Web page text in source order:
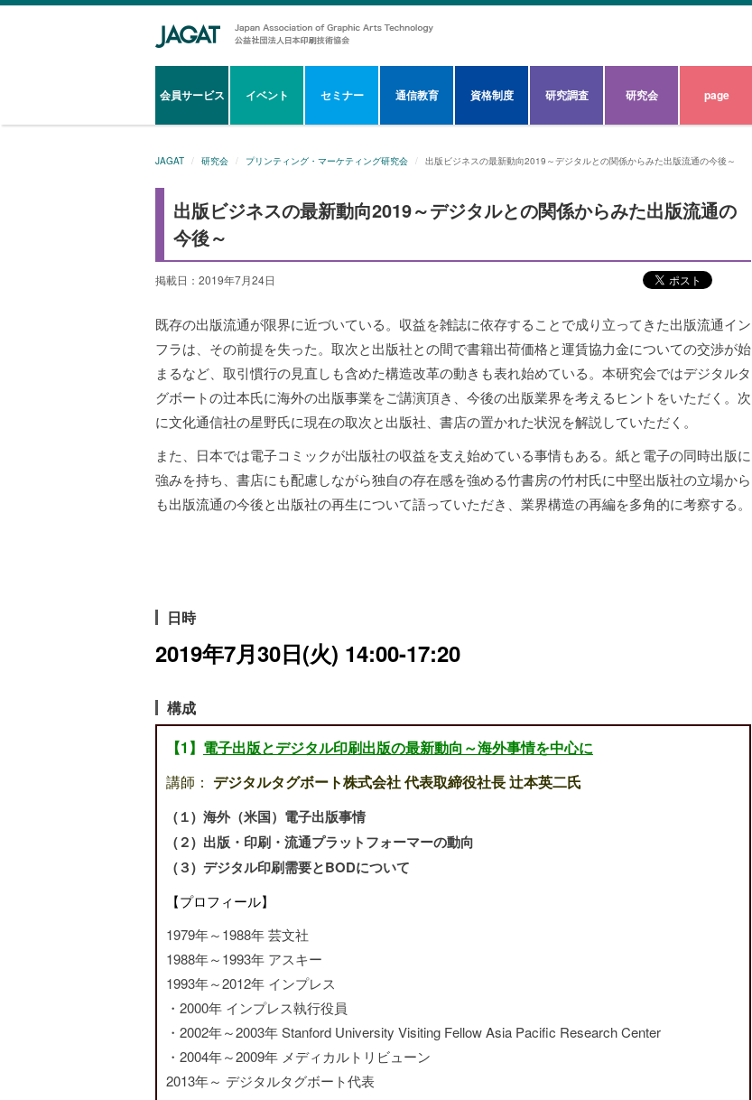
会員サービス イベント セミナー 通信教育 資格制度 研究調査 研究会 page
JAGAT 研究会 プリンティング・マーケティング研究会 出版ビジネスの最新動向2019～デジタルとの関係からみた出版流通の今後～
出版ビジネスの最新動向2019～デジタルとの関係からみた出版流通の
今後～
掲載日：2019年7月24日
既存の出版流通が限界に近づいている。収益を雑誌に依存することで成り立ってきた出版流通イン
フラは、その前提を失った。取次と出版社との間で書籍出荷価格と運賃協力金についての交渉が始
まるなど、取引慣行の見直しも含めた構造改革の動きも表れ始めている。本研究会ではデジタルタ
グボートの辻本氏に海外の出版事業をご講演頂き、今後の出版業界を考えるヒントをいただく。次
に文化通信社の星野氏に現在の取次と出版社、書店の置かれた状況を解説していただく。
また、日本では電子コミックが出版社の収益を支え始めている事情もある。紙と電子の同時出版に
強みを持ち、書店にも配慮しながら独自の存在感を強める竹書房の竹村氏に中堅出版社の立場から
も出版流通の今後と出版社の再生について語っていただき、業界構造の再編を多角的に考察する。
日時
2019年7月30日(火) 14:00-17:20
構成
【1】 電子出版とデジタル印刷出版の最新動向～海外事情を中心に
講師： デジタルタグボート株式会社 代表取締役社長 辻本英二氏
(１) 海外（米国）電子出版事情
(２) 出版・印刷・流通プラットフォーマーの動向
(３) デジタル印刷需要とBODについて
【プロフィール】
1979年～1988年 芸文社
1988年～1993年 アスキー
1993年～2012年 インプレス
・2000年 インプレス執行役員
・2002年～2003年 Stanford University Visiting Fellow Asia Pacific Research Center
・2004年～2009年 メディカルトリビューン
2013年～ デジタルタグボート代表